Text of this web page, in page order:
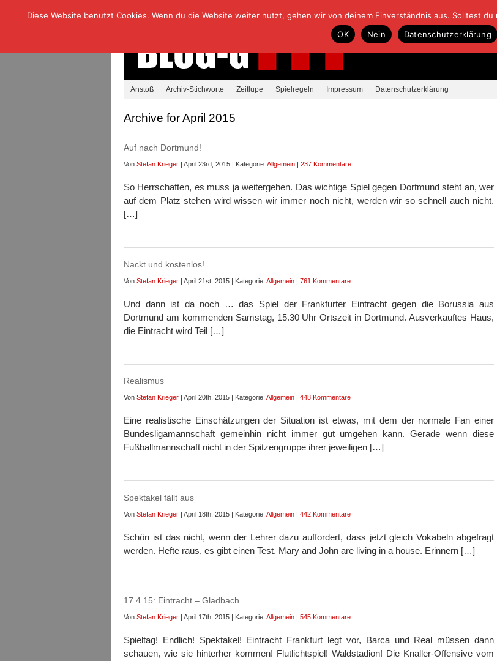
Anstoß Archiv-Stichworte Zeitlupe Spielregeln Impressum Datenschutzerklärung
Archive for April 2015
Auf nach Dortmund!
Von Stefan Krieger | April 23rd, 2015 | Kategorie: Allgemein | 237 Kommentare
So Herrschaften, es muss ja weitergehen. Das wichtige Spiel gegen Dortmund steht an, wer
auf dem Platz stehen wird wissen wir immer noch nicht, werden wir so schnell auch nicht.
[…]
Nackt und kostenlos!
Von Stefan Krieger | April 21st, 2015 | Kategorie: Allgemein | 761 Kommentare
Und dann ist da noch … das Spiel der Frankfurter Eintracht gegen die Borussia aus
Dortmund am kommenden Samstag, 15.30 Uhr Ortszeit in Dortmund. Ausverkauftes Haus,
die Eintracht wird Teil […]
Realismus
Von Stefan Krieger | April 20th, 2015 | Kategorie: Allgemein | 448 Kommentare
Eine realistische Einschätzungen der Situation ist etwas, mit dem der normale Fan einer
Bundesligamannschaft gemeinhin nicht immer gut umgehen kann. Gerade wenn diese
Fußballmannschaft nicht in der Spitzengruppe ihrer jeweiligen […]
Spektakel fällt aus
Von Stefan Krieger | April 18th, 2015 | Kategorie: Allgemein | 442 Kommentare
Schön ist das nicht, wenn der Lehrer dazu auffordert, dass jetzt gleich Vokabeln abgefragt
werden. Hefte raus, es gibt einen Test. Mary and John are living in a house. Erinnern […]
17.4.15: Eintracht – Gladbach
Von Stefan Krieger | April 17th, 2015 | Kategorie: Allgemein | 545 Kommentare
Spieltag! Endlich! Spektakel! Eintracht Frankfurt legt vor, Barca und Real müssen dann
schauen, wie sie hinterher kommen! Flutlichtspiel! Waldstadion! Die Knaller-Offensive vom
Diese Website benutzt Cookies. Wenn du die Website weiter nutzt, gehen wir von deinem Einverständnis aus. Solltest
OK
Nein Datenschutzerklärung